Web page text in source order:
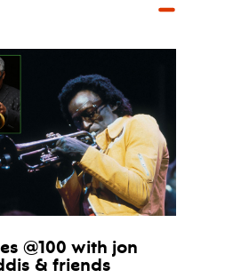
@100 with jon
& friends